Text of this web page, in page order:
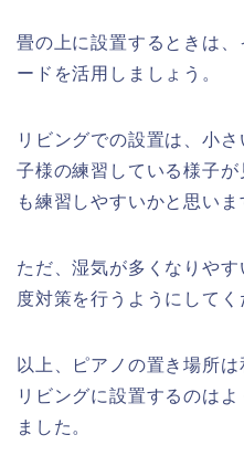
畳の上に設置するときは
ードを活用しましょう。
リビングでの設置は、小
子様の練習している様子
も練習しやすいかと思いま
ただ、湿気が多くなりや
度対策を行うようにしてく
以上、ピアノの置き場所
リビングに設置するのは
ました。